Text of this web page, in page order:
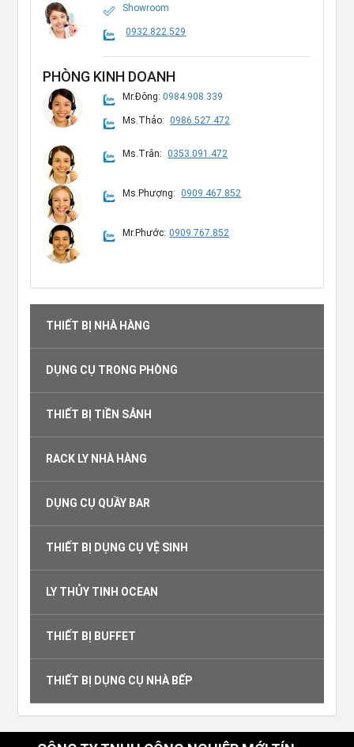
Showroom
0932.822.529
PHÒNG KINH DOANH
Mr.Đông:0984.908.339
Ms.Thảo: 0986.527.472
Ms.Trân: 0353.091.472
Ms.Phượng: 0909.467.852
Mr.Phước: 0909.767.852
THIẾT BỊ NHÀ HÀNG
DỤNG CỤ TRONG PHÒNG
THIẾT BỊ TIỀN SẢNH
RACK LY NHÀ HÀNG
DỤNG CỤ QUẦY BAR
THIẾT BỊ DỤNG CỤ VỆ SINH
LY THỦY TINH OCEAN
THIẾT BỊ BUFFET
THIẾT BỊ DỤNG CỤ NHÀ BẾP